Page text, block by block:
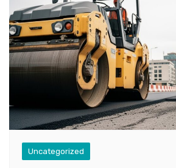
Uncategorized